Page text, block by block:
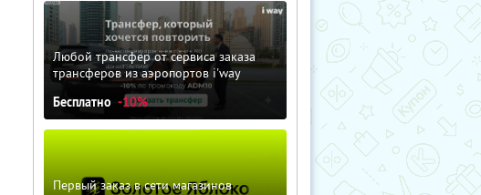
Любой трансфер от сервиса заказа
трансферов из аэропортов i'way
Бесплатно -10%
Первый заказ в сети магазинов